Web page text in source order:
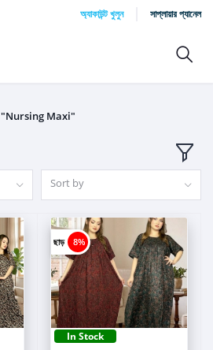
অ্যাকাউন্ট খুলুন সাপ্লায়ার প্যানেল
"Nursing Maxi"
Sort by
ছাড় 8%
In Stock